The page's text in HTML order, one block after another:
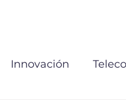
Innovación